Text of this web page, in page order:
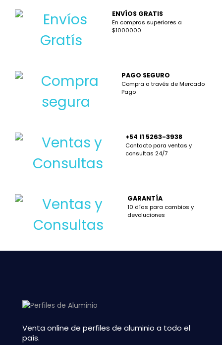
ENVÍOS GRATIS
En compras superiores a
$1000000
PAGO SEGURO
Compra a través de Mercado
Pago
+54 11 5263-3938
Contacto para ventas y
consultas 24/7
GARANTÍA
10 días para cambios y
devoluciones
Venta online de perfiles de aluminio a todo el
país.